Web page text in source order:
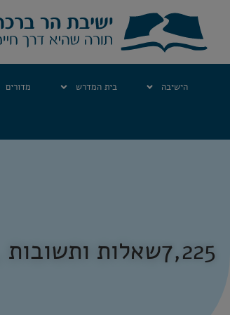
הישיבה בית המדרש מדורים
7,225שאלות